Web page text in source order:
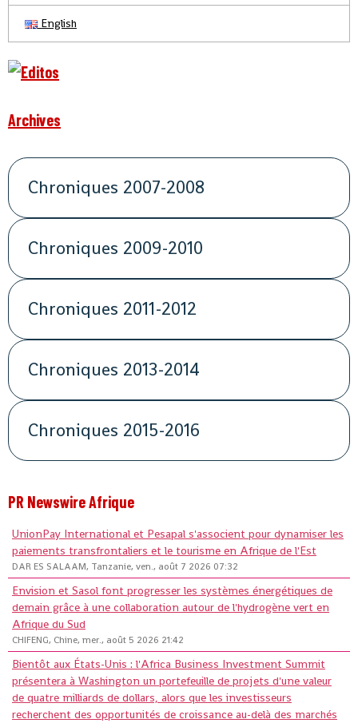
English
Archives
Chroniques 2007-2008
Chroniques 2009-2010
Chroniques 2011-2012
Chroniques 2013-2014
Chroniques 2015-2016
PR Newswire Afrique
UnionPay International et Pesapal s'associent pour dynamiser les
paiements transfrontaliers et le tourisme en Afrique de l'Est
DAR ES SALAAM, Tanzanie, ven., août 7 2026 07:32
Envision et Sasol font progresser les systèmes énergétiques de
demain grâce à une collaboration autour de l'hydrogène vert en
Afrique du Sud
CHIFENG, Chine, mer., août 5 2026 21:42
Bientôt aux États-Unis : l'Africa Business Investment Summit
présentera à Washington un portefeuille de projets d'une valeur
de quatre milliards de dollars, alors que les investisseurs
recherchent des opportunités de croissance au-delà des marchés